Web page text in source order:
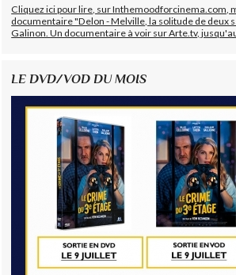
Cliquez ici pour lire, sur Inthemoodforcinema.com,
documentaire "Delon - Melville, la solitude de deux
Galinon. Un documentaire à voir sur Arte.tv,
LE DVD/VOD DU MOIS